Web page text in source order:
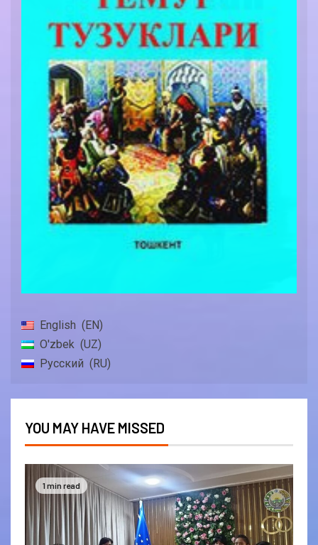
English
EN
O'zbek
UZ
Русский
RU
YOU MAY HAVE MISSED
1 min read